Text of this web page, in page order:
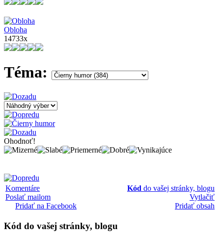
Obloha
14733x
Téma:
Ohodnoť!
Komentáre
Poslať mailom
Pridať na Facebook
Kód do vašej stránky, blogu
Vytlačiť
Pridať obsah
Kód do vašej stránky, blogu